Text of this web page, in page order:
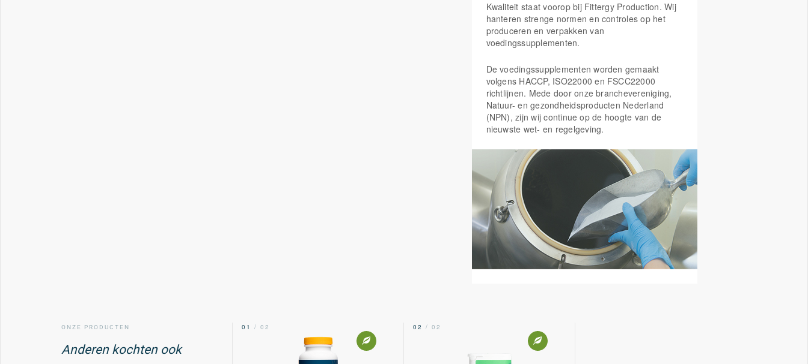
Kwaliteit staat voorop bij Fittergy Production. Wij
hanteren strenge normen en controles op het
produceren en verpakken van
voedingssupplementen.
De voedingssupplementen worden gemaakt
volgens HACCP, ISO22000 en FSCC22000
richtlijnen. Mede door onze branchevereniging,
Natuur- en gezondheidsproducten Nederland
(NPN), zijn wij continue op de hoogte van de
nieuwste wet- en regelgeving.
ONZE PRODUCTEN
Anderen kochten ook
00 / 02 01 / 02 02 / 02